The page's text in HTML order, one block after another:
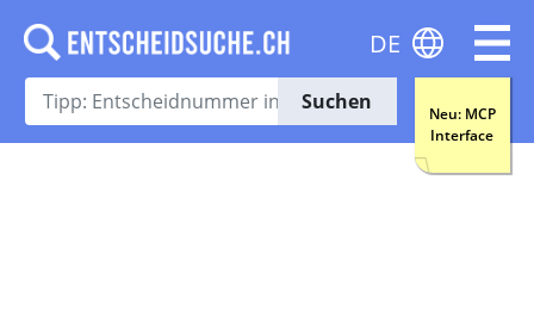
Suchen
Neu: MCP
Interface
DE